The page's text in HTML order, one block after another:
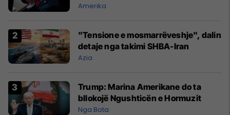
Amerika
"Tensione e mosmarrëveshje", dalin
detaje nga takimi SHBA-Iran
Azia
Trump: Marina Amerikane do ta
bllokojë Ngushticën e Hormuzit
Nga Bota